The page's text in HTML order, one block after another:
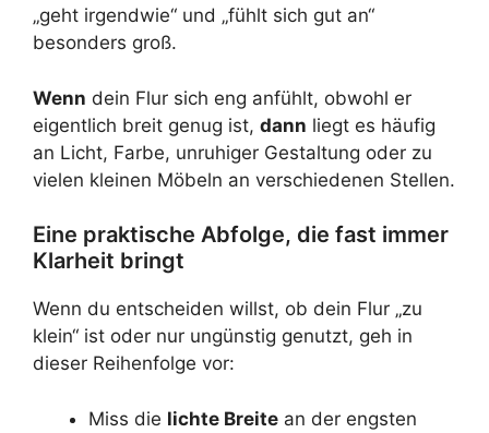
„geht irgendwie“ und „fühlt sich gut an“
besonders groß.
Wenn dein Flur sich eng anfühlt, obwohl er
eigentlich breit genug ist, dann liegt es häufig
an Licht, Farbe, unruhiger Gestaltung oder zu
vielen kleinen Möbeln an verschiedenen Stellen.
Eine praktische Abfolge, die fast immer
Klarheit bringt
Wenn du entscheiden willst, ob dein Flur „zu
klein“ ist oder nur ungünstig genutzt, geh in
dieser Reihenfolge vor:
Miss die lichte Breite an der engsten